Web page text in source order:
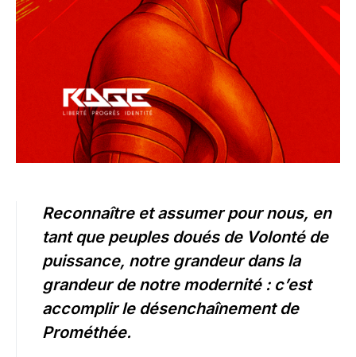
Reconnaître et assumer pour nous, en
tant que peuples doués de Volonté de
puissance, notre grandeur dans la
grandeur de notre modernité : c’est
accomplir le désenchaînement de
Prométhée.